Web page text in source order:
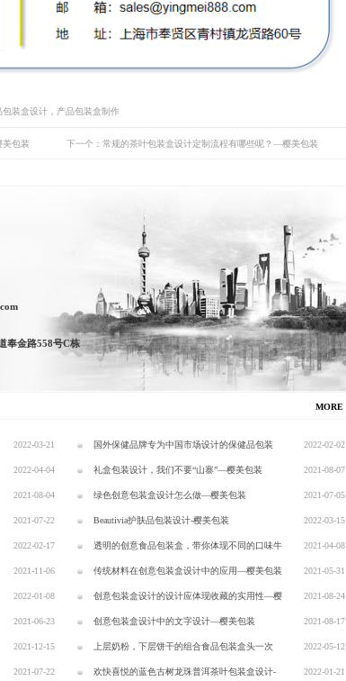
装盒设计，产品包装盒制作
美包装 下一个：常规的茶叶包装盒设计定制流程有哪些呢？—樱美包装
奉金路558号C栋
MORE
2022-03-21 国外保健品牌专为中国市场设计的保健品包装
盒-樱美包装
2022-02-02
2022-04-04 礼盒包装设计，我们不要“山寨”—樱美包装 2021-08-07
2021-08-04 绿色创意包装盒设计怎么做—樱美包装 2021-07-05
2021-07-22 Beautivia护肤品包装设计-樱美包装 2022-03-15
2022-02-17 透明的创意食品包装盒，带你体现不同的口味牛
轧糖-樱美包装
2021-04-08
2021-11-06 传统材料在创意包装盒设计中的应用—樱美包装 2021-05-31
2022-01-08 创意包装盒设计的设计应体现收藏的实用性—樱
美包装
2021-08-24
2021-06-23 创意包装盒设计中的文字设计—樱美包装 2021-08-17
2021-12-15 上层奶粉，下层饼干的组合食品包装盒头一次
见-樱美包装
2022-05-12
2021-07-22 欢快喜悦的蓝色古树龙珠普洱茶叶包装盒设计- 2022-01-21